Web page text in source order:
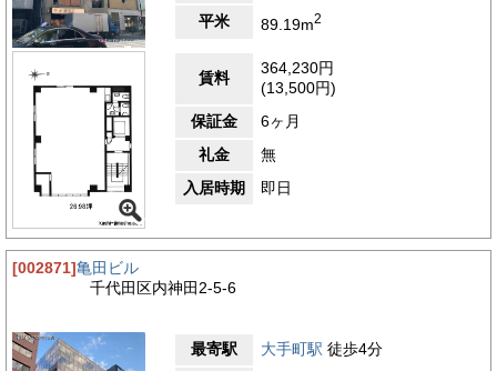
平米
89.19m2
賃料
364,230円
(13,500円)
保証金
6ヶ月
礼金
無
入居時期
即日
[002871]亀田ビル
千代田区内神田2-5-6
最寄駅 大手町駅 徒歩4分